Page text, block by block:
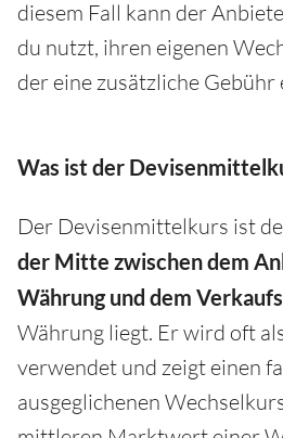
diesem Fall kann der
du nutzt, ihren eigenen
der eine zusätzliche
Was ist der
Der Devisenmittelkurs ist
der Mitte zwischen dem
Währung und dem
Währung liegt. Er wird oft
verwendet und zeigt einen
ausgeglichenen